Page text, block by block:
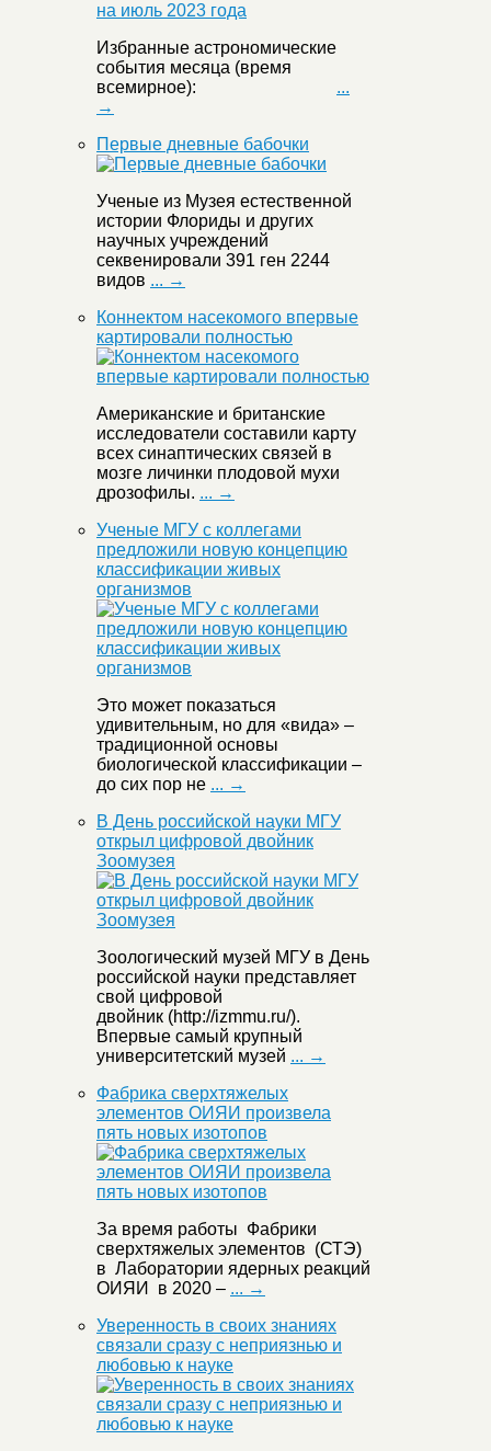
Избранные астрономические
события месяца (время
всемирное): ...
→
Первые дневные бабочки
Ученые из Музея естественной
истории Флориды и других
научных учреждений
секвенировали 391 ген 2244
видов ... →
Коннектом насекомого впервые
картировали полностью
Американские и британские
исследователи составили карту
всех синаптических связей в
мозге личинки плодовой мухи
дрозофилы. ... →
Ученые МГУ с коллегами
предложили новую концепцию
классификации живых
организмов
Это может показаться
удивительным, но для «вида» –
традиционной основы
биологической классификации –
до сих пор не ... →
В День российской науки МГУ
открыл цифровой двойник
Зоомузея
Зоологический музей МГУ в День
российской науки представляет
свой цифровой
двойник (http://izmmu.ru/).
Впервые самый крупный
университетский музей ... →
Фабрика сверхтяжелых
элементов ОИЯИ произвела
пять новых изотопов
За время работы Фабрики
сверхтяжелых элементов (СТЭ)
в Лаборатории ядерных реакций
ОИЯИ в 2020 – ... →
Уверенность в своих знаниях
связали сразу с неприязнью и
любовью к науке